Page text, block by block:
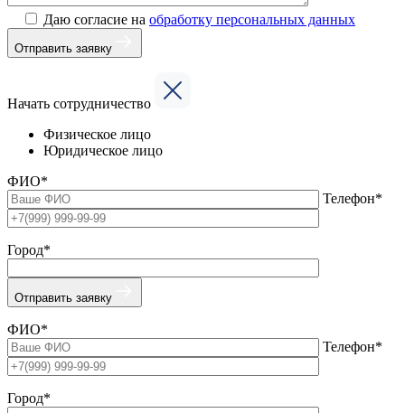
Даю согласие на обработку персональных данных
Отправить заявку
Начать сотрудничество
Физическое лицо
Юридическое лицо
ФИО*
Телефон*
Город*
Отправить заявку
ФИО*
Телефон*
Город*